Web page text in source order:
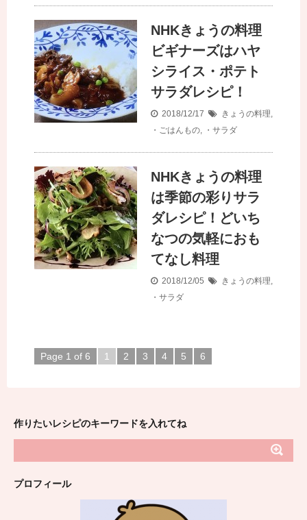
NHKきょうの料理
ビギナーズはハヤ
シライス・ポテト
サラダレシピ！
2018/12/17 きょうの料理
・ごはんもの
・サラダ
NHKきょうの料理
は季節の彩りサラ
ダレシピ！どいち
なつの気軽におも
てなし料理
2018/12/05 きょうの料理
・サラダ
Page 1 of 6 1 2 3 4 5 6
作りたいレシピのキーワードを入れてね
プロフィール